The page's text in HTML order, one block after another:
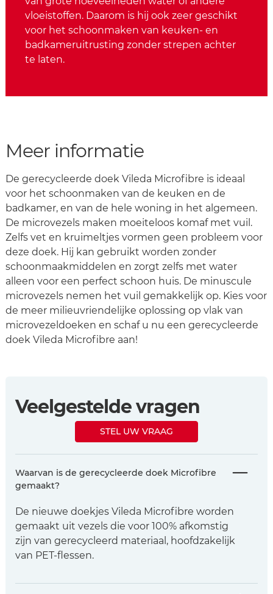
vloeistoffen. Daarom is hij ook zeer geschikt
voor het schoonmaken van keuken- en
badkameruitrusting zonder strepen achter
te laten.
Meer informatie
De gerecycleerde doek Vileda Microfibre is ideaal
voor het schoonmaken van de keuken en de
badkamer, en van de hele woning in het algemeen.
De microvezels maken moeiteloos komaf met vuil.
Zelfs vet en kruimeltjes vormen geen probleem voor
deze doek. Hij kan gebruikt worden zonder
schoonmaakmiddelen en zorgt zelfs met water
alleen voor een perfect schoon huis. De minuscule
microvezels nemen het vuil gemakkelijk op. Kies voor
de meer milieuvriendelijke oplossing op vlak van
microvezeldoeken en schaf u nu een gerecycleerde
doek Vileda Microfibre aan!
Veelgestelde vragen
STEL UW VRAAG
Waarvan is de gerecycleerde doek Microfibre
gemaakt?
De nieuwe doekjes Vileda Microfibre worden
gemaakt uit vezels die voor 100% afkomstig
zijn van gerecycleerd materiaal, hoofdzakelijk
van PET-flessen.